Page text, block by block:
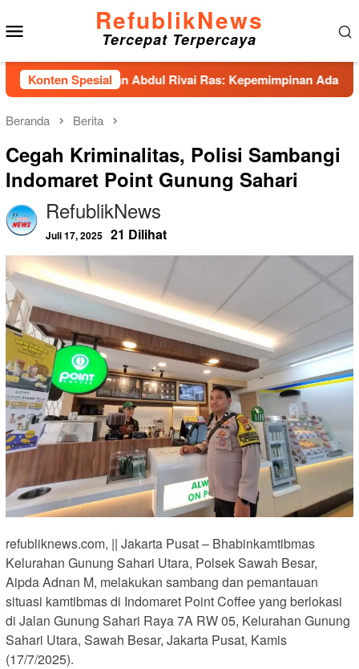
ke
konten
RefublikNews
Tercepat Terpercaya
Konten Spesial
Hadirkan Abdul Rivai Ras: Kepemimpinan Adalah Talenta
Beranda Berita
Cegah Kriminalitas, Polisi Sambangi
Indomaret Point Gunung Sahari
RefublikNews
Juli 17, 2025 21 Dilihat
refubliknews.com, || Jakarta Pusat – Bhabinkamtibmas
Kelurahan Gunung Sahari Utara, Polsek Sawah Besar,
Aipda Adnan M, melakukan sambang dan pemantauan
situasi kamtibmas di Indomaret Point Coffee yang berlokasi
di Jalan Gunung Sahari Raya 7A RW 05, Kelurahan Gunung
Sahari Utara, Sawah Besar, Jakarta Pusat, Kamis
(17/7/2025).